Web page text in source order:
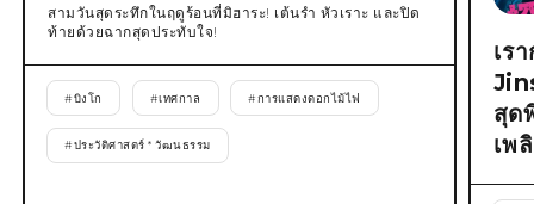
สามวันสุดระทึกในฤดูร้อนที่มิฮาระ! เต้นรำ หัวเราะ และปิด
ท้ายด้วยฉากสุดประทับใจ!
#บิงโก #เทศกาล #การแสดงดอกไม้ไฟ
#ประวัติศาสตร์ * วัฒนธรรม
เร
สุด
เพ